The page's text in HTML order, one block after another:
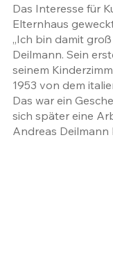
Das Interesse für
Elternhaus
„Ich bin damit
Deilmann. Sein
seinem
1953 von dem
Das war ein
sich später eine
Andreas Deilmann